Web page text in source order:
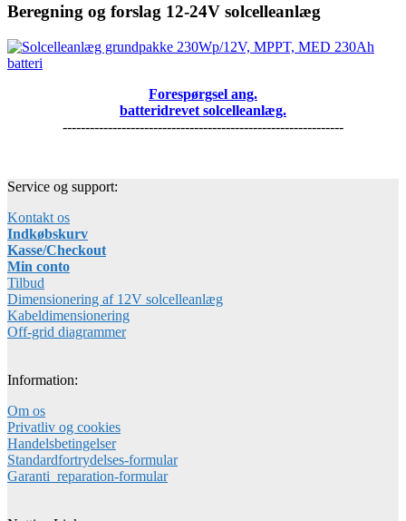
Beregning og forslag 12-24V solcelleanlæg
Forespørgsel ang.
batteridrevet solcelleanlæg.
--------------------------------------------------------------
Service og support:
Kontakt os
Indkøbskurv
Kasse/Checkout
Min conto
Tilbud
Dimensionering af 12V solcelleanlæg
Kabeldimensionering
Off-grid diagrammer
Information:
Om os
Privatliv og cookies
Handelsbetingelser
Standardfortrydelses-formular
Garanti_reparation-formular